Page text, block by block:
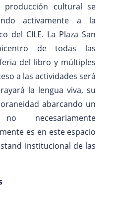
producción cultural se
activamente a la
del CILE. La Plaza San
de todas las
del libro y múltiples
a las actividades será
la lengua viva, su
abarcando un
necesariamente
es en este espacio
institucional de las